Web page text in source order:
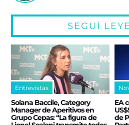
SEGUÍ
Entrevistas
Solana Baccile, Category
Manager de Aperitivos en
Grupo Cepas: “La figura de
EA
de